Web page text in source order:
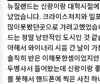
뉴질랜드는 신랑이랑 대학시절
났었습니다. 크라이스쳐치와 밀
많이못봤던곳으로 가려고했었
드는 정말 낭만적인 도시인 것
아해서 와이너리 시음 간 날이
솔직히 반은 이해못한셈이었지
두병사서 들어왔는데 신랑이랑
를 못해서 핸드폰에 찍은 사진